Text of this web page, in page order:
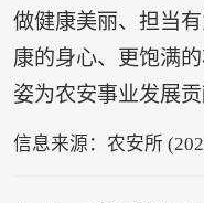
做健康美丽、担当
康的身心、更饱满
姿为农安事业发展贡
信息来源：农安所